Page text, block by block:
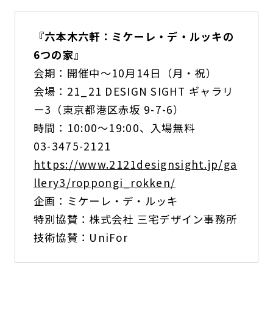
『六本木六軒：ミケーレ・デ・ルッキの
6つの家』
会期：開催中～10月14日（月・祝）
会場：21_21 DESIGN SIGHT ギャラリ
ー3（東京都港区赤坂 9-7-6）
時間：10:00～19:00、入場無料
03-3475-2121
https://www.2121designsight.jp/ga
llery3/roppongi_rokken/
企画：ミケーレ・デ・ルッキ
特別協賛：株式会社 三宅デザイン事務所
技術協賛：UniFor